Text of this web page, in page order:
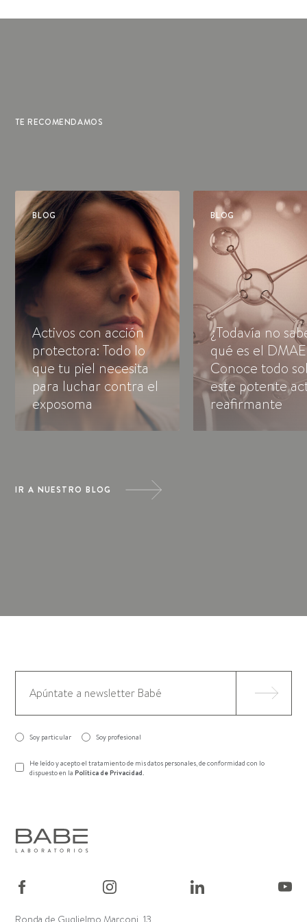
TE RECOMENDAMOS
IR A NUESTRO BLOG
BLOG
Activos con acción
protectora: Todo lo
que tu piel necesita
para luchar contra el
exposoma
BLOG
¿Todavía no
qué es el
Conoce todo
este potente
reafirmante
Soy particular Soy profesional
He leído y acepto el tratamiento de mis datos personales, de conformidad con lo
dispuesto en laPolítica de Privacidad
Ronda de Guglielmo Marconi, 13